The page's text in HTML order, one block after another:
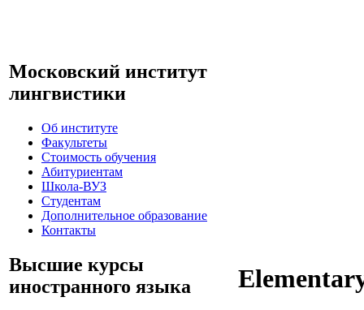
Московский институт
лингвистики
Об институте
Факультеты
Стоимость обучения
Абитуриентам
Школа-ВУЗ
Студентам
Дополнительное образование
Контакты
Высшие курсы
иностранного языка